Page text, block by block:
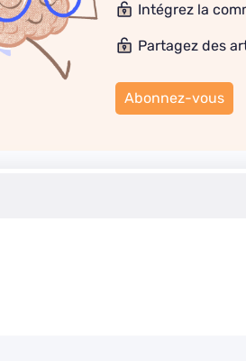
Intégrez la
Partagez des
Abonnez-vous